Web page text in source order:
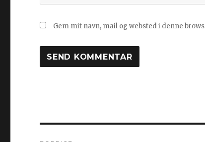
Gem mit navn, mail og websted i denne